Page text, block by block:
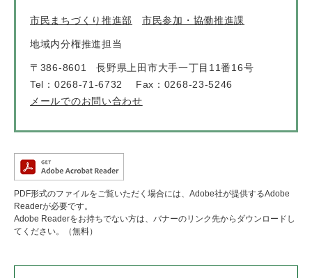
市民まちづくり推進部 市民参加・協働推進課
地域内分権推進担当
〒386-8601
長野県上田市大手一丁目11番16号
Tel：0268-71-6732
Fax：0268-23-5246
メールでのお問い合わせ
PDF形式のファイルをご覧いただく場合には、Adobe社が提供するAdobe
Readerが必要です。
Adobe Readerをお持ちでない方は、バナーのリンク先からダウンロードし
てください。（無料）